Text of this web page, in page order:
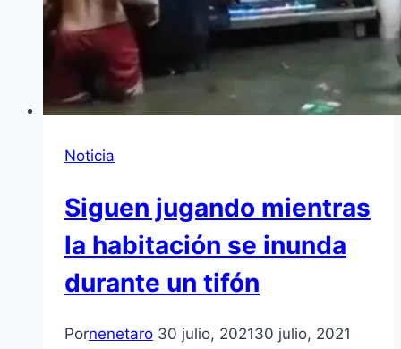
Noticia
Siguen jugando mientras
la habitación se inunda
durante un tifón
Pornenetaro 30 julio, 202130 julio, 2021